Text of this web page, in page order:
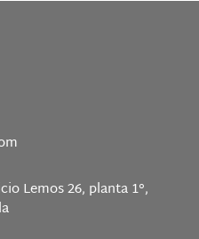
Lemos 26, planta 1°,